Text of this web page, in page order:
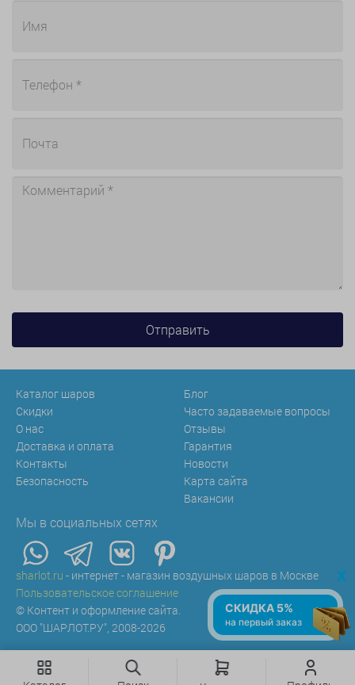
Каталог шаров
Скидки
О нас
Доставка и оплата
Контакты
Безопасность
Блог
Часто задаваемые вопросы
Отзывы
Гарантия
Новости
Карта сайта
Вакансии
Мы в социальных сетях
sharlot.ru - интернет - магазин воздушных шаров в Москве
Пользовательское соглашение
© Контент и оформление сайта.
ООО "ШАРЛОТ.РУ", 2008-2026
x
СКИДКА 5%
на первый заказ